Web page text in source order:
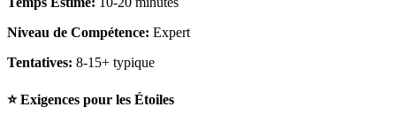
Niveau de Compétence: Expert
Tentatives: 8-15+ typique
⭐ Exigences pour les Étoiles